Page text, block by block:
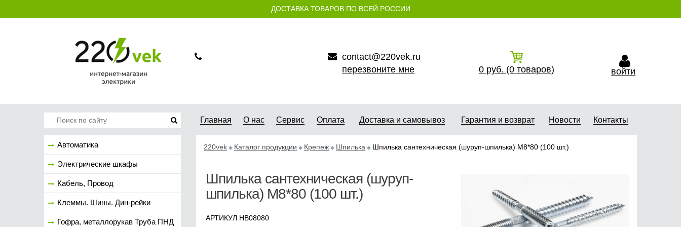
ДОСТАВКА ТОВАРОВ ПО ВСЕЙ РОССИИ
contact@220vek.ru
перезвоните мне
0 руб. (0 товаров) войти
Автоматика
Электрические шкафы
Кабель, Провод
Клеммы. Шины. Дин-рейки
Гофра, металлорукав Труба ПНД
Главная О нас Сервис Оплата Доставка и самовывоз Гарантия и возврат Новости Контакты
220vek Каталог продукции Крепеж Шпилька Шпилька сантехническая (шуруп-шпилька) М8*80 (100 шт.)
Шпилька сантехническая (шуруп-
шпилька) М8*80 (100 шт.)
АРТИКУЛ HB08080